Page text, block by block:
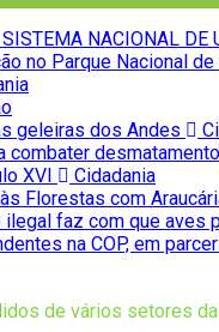
NACIONAL
no Parque Nacional
geleiras dos Andes
combater
XVI
Cidadania
Florestas com
faz com que aves
na COP, em
de vários setores